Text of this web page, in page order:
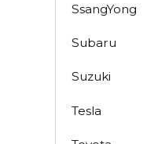
SsangYong
Subaru
Suzuki
Tesla